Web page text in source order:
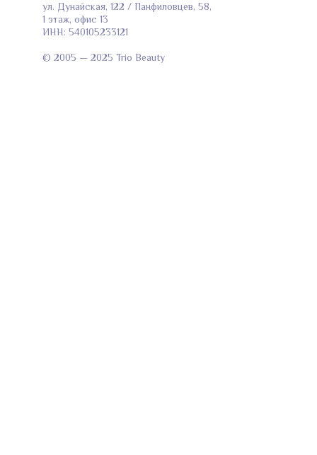
ул. Дунайская, 122 / Панфиловцев, 58,
1 этаж, офис 13
ИНН: 540105233121
© 2005 — 2025 Trio Beauty